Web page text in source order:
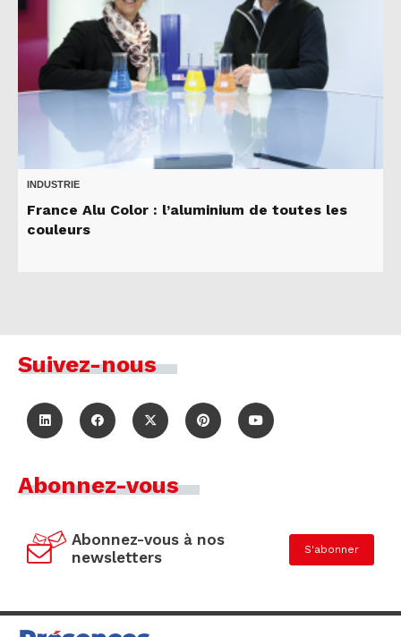
INDUSTRIE
France Alu Color : l’aluminium de toutes les
couleurs
Suivez-nous
Abonnez-vous
Abonnez-vous à nos
newsletters
S'abonner